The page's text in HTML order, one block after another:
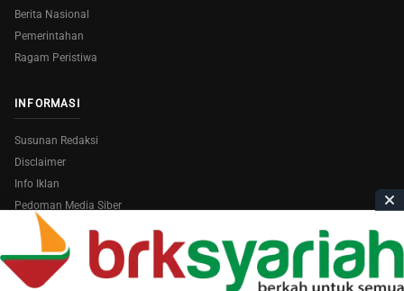
Berita Nasional
Pemerintahan
Ragam Peristiwa
INFORMASI
Susunan Redaksi
Disclaimer
Info Iklan
Pedoman Media Siber
Copyright © 2026 AmiraRiau.com . All Rights Reserved.